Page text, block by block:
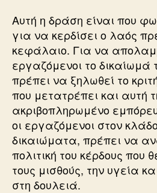
Αυτή η δράση είναι που
για να κερδίσει ο λαός
κεφάλαιο. Για να
εργαζόμενοι το δικαίωμά
πρέπει να ξηλωθεί το
που μετατρέπει και αυτή
ακριβοπληρωμένο
οι εργαζόμενοι στον
δικαιώματα, πρέπει να
πολιτική του κέρδους που
τους μισθούς, την υγεία
στη δουλειά.